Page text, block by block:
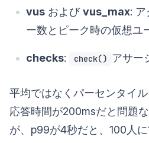
vus およびvus_max:
ー数とピーク時の仮想ユ
checks: check() アサー
平均ではなくパーセンタイ
応答時間が200msだと問題
が、p99が4秒だと、100人